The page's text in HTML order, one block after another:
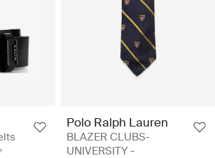
Polo Ralph Lauren
BLAZER CLUBS-
UNIVERSITY -